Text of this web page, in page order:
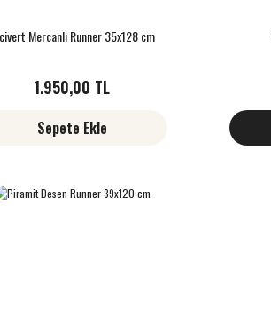
Mercanlı Runner 35x128 cm
1.950,00 TL
Sepete Ekle